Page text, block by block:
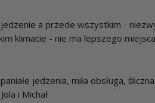
a przede wszystkim -
klimacie - nie ma lepszego
jedzenia, miła obsługa,
i Michał